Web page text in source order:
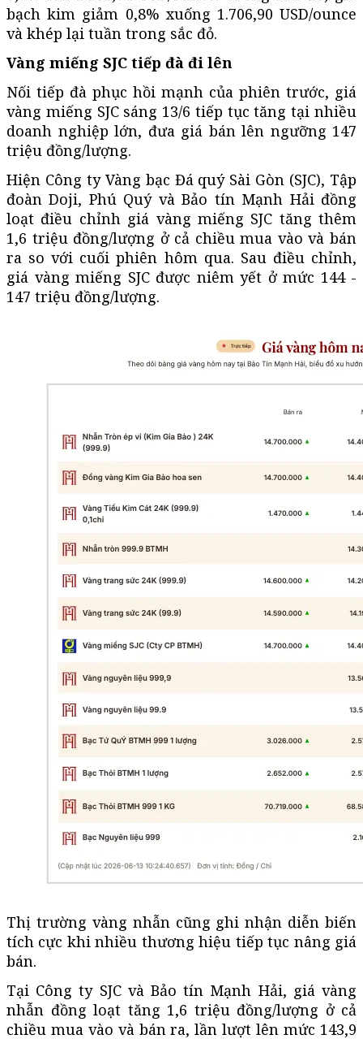
bạch kim giảm 0,8% xuống 1.706,90 USD/ounce
và khép lại tuần trong sắc đỏ.
Vàng miếng SJC tiếp đà đi lên
Nối tiếp đà phục hồi mạnh của phiên trước, giá
vàng miếng SJC sáng 13/6 tiếp tục tăng tại nhiều
doanh nghiệp lớn, đưa giá bán lên ngưỡng 147
triệu đồng/lượng.
Hiện Công ty Vàng bạc Đá quý Sài Gòn (SJC), Tập
đoàn Doji, Phú Quý vàBảo tínMạnh Hải đồng
loạt điều chỉnh giá vàng miếng SJC tăng thêm
1,6 triệu đồng/lượng ở cả chiều mua vào và bán
ra so với cuối phiên hôm qua. Sau điều chỉnh,
giá vàng miếng SJC được niêm yết ở mức 144 -
147 triệu đồng/lượng.
Thị trường vàng nhẫn cũng ghi nhận diễn biến
tích cực khi nhiều thương hiệu tiếp tục nâng giá
bán.
Tại Công ty SJC và Bảo tín Mạnh Hải, giá vàng
nhẫn đồng loạt tăng 1,6 triệu đồng/lượng ở cả
chiều mua vào và bán ra, lần lượt lên mức 143,9